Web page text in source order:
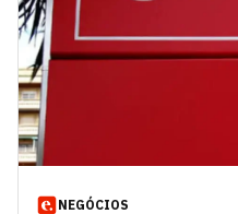
NEGÓCIOS